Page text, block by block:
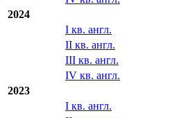
2024
I кв. англ.
II кв. англ.
III кв. англ.
IV кв. англ.
2023
I кв. англ.